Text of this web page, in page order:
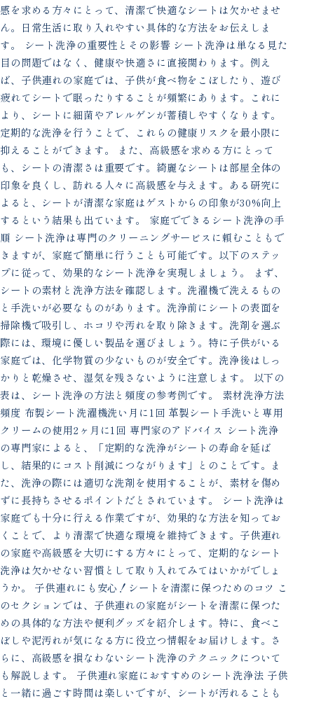
感を求める方々にとって、清潔で快適なシートは欠かせませ
ん。日常生活に取り入れやすい具体的な方法をお伝えしま
す。 シート洗浄の重要性とその影響 シート洗浄は単なる見た
目の問題ではなく、健康や快適さに直接関わります。例え
ば、子供連れの家庭では、子供が食べ物をこぼしたり、遊び
疲れてシートで眠ったりすることが頻繁にあります。これに
より、シートに細菌やアレルゲンが蓄積しやすくなります。
定期的な洗浄を行うことで、これらの健康リスクを最小限に
抑えることができます。 また、高級感を求める方にとって
も、シートの清潔さは重要です。綺麗なシートは部屋全体の
印象を良くし、訪れる人々に高級感を与えます。ある研究に
よると、シートが清潔な家庭はゲストからの印象が30%向上
するという結果も出ています。 家庭でできるシート洗浄の手
順 シート洗浄は専門のクリーニングサービスに頼むこともで
きますが、家庭で簡単に行うことも可能です。以下のステッ
プに従って、効果的なシート洗浄を実現しましょう。 まず、
シートの素材と洗浄方法を確認します。洗濯機で洗えるもの
と手洗いが必要なものがあります。洗浄前にシートの表面を
掃除機で吸引し、ホコリや汚れを取り除きます。洗剤を選ぶ
際には、環境に優しい製品を選びましょう。特に子供がいる
家庭では、化学物質の少ないものが安全です。洗浄後はしっ
かりと乾燥させ、湿気を残さないように注意します。 以下の
表は、シート洗浄の方法と頻度の参考例です。 素材洗浄方法
頻度 布製シート洗濯機洗い月に1回 革製シート手洗いと専用
クリームの使用2ヶ月に1回 専門家のアドバイス シート洗浄
の専門家によると、「定期的な洗浄がシートの寿命を延ば
し、結果的にコスト削減につながります」とのことです。ま
た、洗浄の際には適切な洗剤を使用することが、素材を傷め
ずに長持ちさせるポイントだとされています。 シート洗浄は
家庭でも十分に行える作業ですが、効果的な方法を知ってお
くことで、より清潔で快適な環境を維持できます。子供連れ
の家庭や高級感を大切にする方々にとって、定期的なシート
洗浄は欠かせない習慣として取り入れてみてはいかがでしょ
うか。 子供連れにも安心！シートを清潔に保つためのコツ こ
のセクションでは、子供連れの家庭がシートを清潔に保つた
めの具体的な方法や便利グッズを紹介します。特に、食べこ
ぼしや泥汚れが気になる方に役立つ情報をお届けします。さ
らに、高級感を損なわないシート洗浄のテクニックについて
も解説します。 子供連れ家庭におすすめのシート洗浄法 子供
と一緒に過ごす時間は楽しいですが、シートが汚れることも